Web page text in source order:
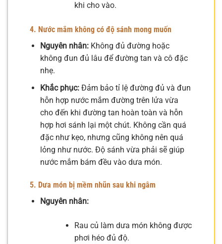
khi cho vào.
4. Nước mắm không có độ sánh mong muốn
Nguyên nhân:Không đủ đường hoặc
không đun đủ lâu để đường tan và cô đặc
nhẹ.
Khắc phục:Đảm bảo tỉ lệ đường đủ và đun
hỗn hợp nước mắm đường trên lửa vừa
cho đến khi đường tan hoàn toàn và hỗn
hợp hơi sánh lại một chút. Không cần quá
đặc như kẹo, nhưng cũng không nên quá
lỏng như nước. Độ sánh vừa phải sẽ giúp
nước mắm bám đều vào dưa món.
5. Dưa món bị mềm nhũn sau khi ngâm
Nguyên nhân:
Rau củ làm dưa món không được
phơi héo đủ độ.